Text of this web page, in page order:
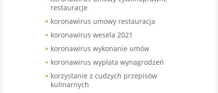
restauracje
koronawirus umowy restauracja
koronawirus wesela 2021
koronawirus wykonanie umów
koronawirus wypłata wynagrodzeń
korzystanie z cudzych przepisów
kulinarnych